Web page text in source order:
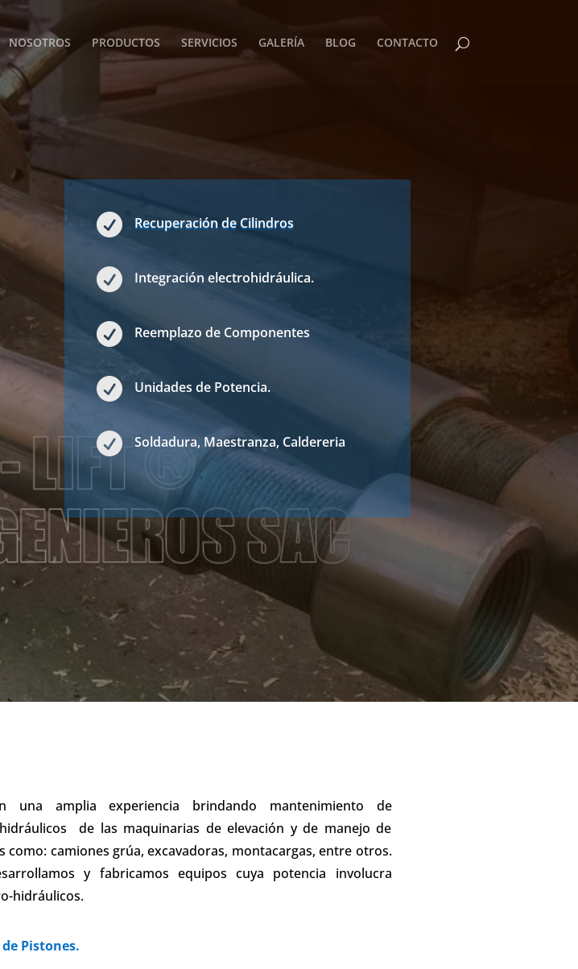
NOSOTROS PRODUCTOS SERVICIOS GALERÍA BLOG CONTACTO
 Recuperación de Cilindros
 Integración electrohidráulica.
 Reemplazo de Componentes
 Unidades de Potencia.
 Soldadura, Maestranza, Caldereria
una amplia experiencia brindando mantenimiento de
de las maquinarias de elevación y de manejo de
como: camiones grúa, excavadoras, montacargas, entre otros.
y fabricamos equipos cuya potencia involucra
hidráulicos.
Pistones.